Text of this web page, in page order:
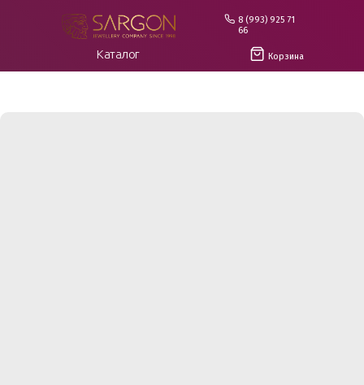
8 (993) 925 71
66
Корзина
Каталог